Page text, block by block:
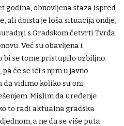
godina, obnovljena staza ispred
ali doista je loša situacija ondje,
s Gradskom četvrti Tvrđa
Već su obavljena i
bi se tome pristupilo ozbiljno.
će se ići s njim u javno
da vidimo koliko su oni
Mislim da uređenje
to radi aktualna gradska
a ne da se više puta